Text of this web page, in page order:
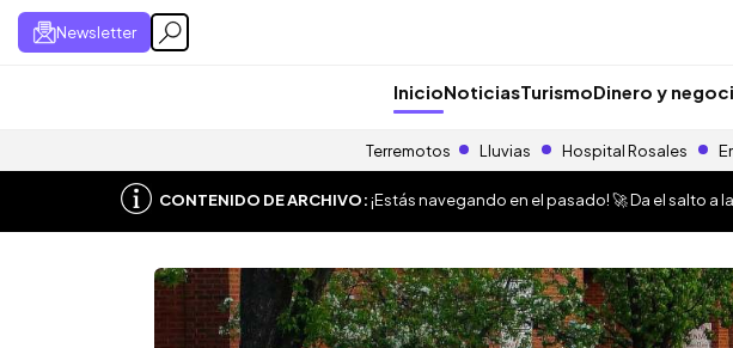
Newsletter
InicioNoticiasTurismoDinero y
Terremotos Lluvias Hospital Rosales
CONTENIDO DE ARCHIVO:¡Estás navegando en el pasado! 🚀 Da el salto a